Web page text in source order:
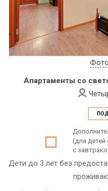
Апартаменты со
(для детей
с
Дети до 3 лет без